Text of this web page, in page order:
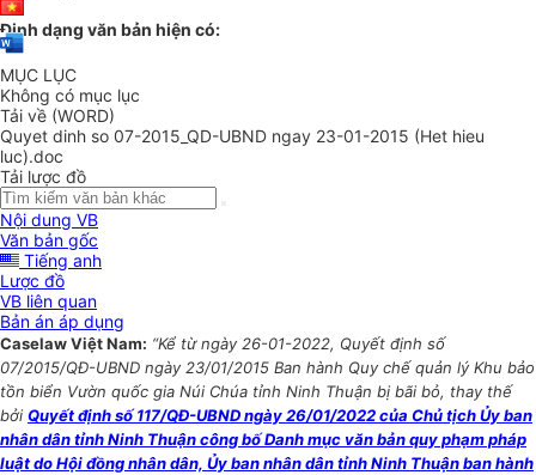
Định dạng văn bản hiện có:
MỤC LỤC
Không có mục lục
Tải về (WORD)
Quyet dinh so 07-2015_QD-UBND ngay 23-01-2015 (Het hieu
luc).doc
Tải lược đồ
Nội dung VB
Văn bản gốc
Tiếng anh
Lược đồ
VB liên quan
Bản án áp dụng
Caselaw Việt Nam: “Kể từ ngày 26-01-2022, Quyết định số
07/2015/QĐ-UBND ngày 23/01/2015 Ban hành Quy chế quản lý Khu bảo
tồn biển Vườn quốc gia Núi Chúa tỉnh Ninh Thuận bị bãi bỏ, thay thế
bởi Quyết định số 117/QĐ-UBND ngày 26/01/2022 của Chủ tịch Ủy ban
nhân dân tỉnh Ninh Thuận công bố Danh mục văn bản quy phạm pháp
luật do Hội đồng nhân dân, Ủy ban nhân dân tỉnh Ninh Thuận ban hành